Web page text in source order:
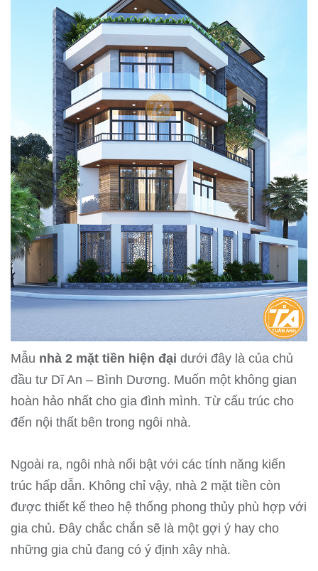
Mẫu nhà 2 mặt tiền hiện đại dưới đây là của chủ
đầu tư Dĩ An – Bình Dương. Muốn một không gian
hoàn hảo nhất cho gia đình mình. Từ cấu trúc cho
đến nội thất bên trong ngôi nhà.
Ngoài ra, ngôi nhà nổi bật với các tính năng kiến ​​​​
trúc hấp dẫn. Không chỉ vậy, nhà 2 mặt tiền còn
được thiết kế theo hệ thống phong thủy phù hợp với
gia chủ. Đây chắc chắn sẽ là một gợi ý hay cho
những gia chủ đang có ý định xây nhà.